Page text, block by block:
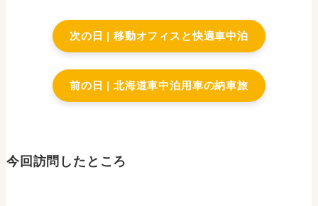
次の日 | 移動オフィスと快適車中泊
前の日 | 北海道車中泊用車の納車旅
今回訪問したところ